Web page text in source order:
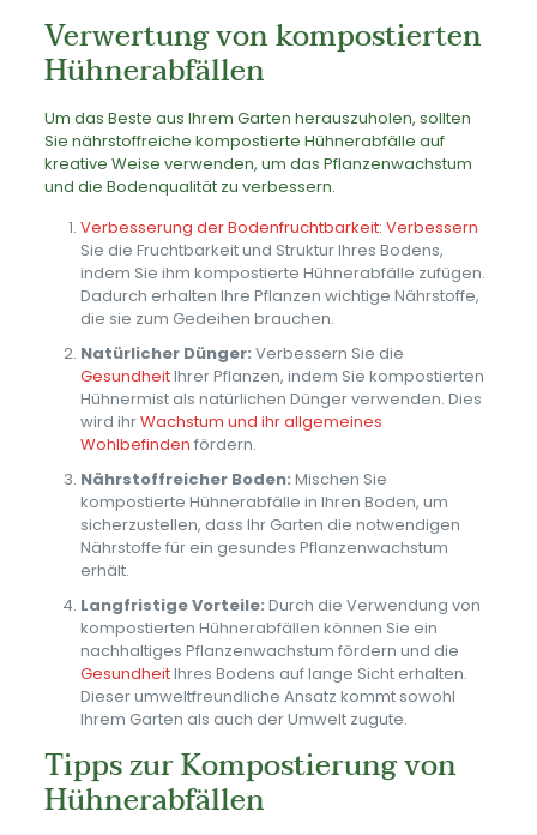
Verwertung von kompostierten
Hühnerabfällen
Um das Beste aus Ihrem Garten herauszuholen, sollten
Sie nährstoffreiche kompostierte Hühnerabfälle auf
kreative Weise verwenden, um das Pflanzenwachstum
und die Bodenqualität zu verbessern.
Verbesserung der Bodenfruchtbarkeit: Verbessern
Sie die Fruchtbarkeit und Struktur Ihres Bodens,
indem Sie ihm kompostierte Hühnerabfälle zufügen.
Dadurch erhalten Ihre Pflanzen wichtige Nährstoffe,
die sie zum Gedeihen brauchen.
Natürlicher Dünger: Verbessern Sie die
GesundheitIhrer Pflanzen, indem Sie kompostierten
Hühnermist als natürlichen Dünger verwenden. Dies
wird ihrWachstum und ihr allgemeines
Wohlbefinden fördern.
Nährstoffreicher Boden: Mischen Sie
kompostierte Hühnerabfälle in Ihren Boden, um
sicherzustellen, dass Ihr Garten die notwendigen
Nährstoffe für ein gesundes Pflanzenwachstum
erhält.
Langfristige Vorteile: Durch die Verwendung von
kompostierten Hühnerabfällen können Sie ein
nachhaltiges Pflanzenwachstum fördern und die
GesundheitIhres Bodens auf lange Sicht erhalten.
Dieser umweltfreundliche Ansatz kommt sowohl
Ihrem Garten als auch der Umwelt zugute.
Tipps zur Kompostierung von
Hühnerabfällen